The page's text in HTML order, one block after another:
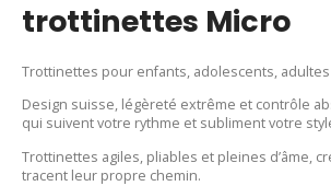
trottinettes Micro
Trottinettes pour enfants, adolescents,
Design suisse, légèreté extrême et contrôle
qui suivent votre rythme et subliment votre
Trottinettes agiles, pliables et pleines d’âme,
tracent leur propre chemin.